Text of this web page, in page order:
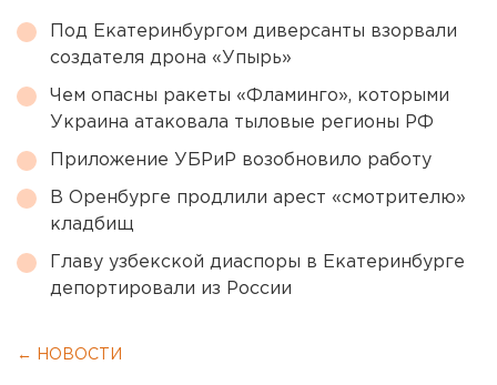
Под Екатеринбургом диверсанты взорвали
создателя дрона «Упырь»
Чем опасны ракеты «Фламинго», которыми
Украина атаковала тыловые регионы РФ
Приложение УБРиР возобновило работу
В Оренбурге продлили арест «смотрителю»
кладбищ
Главу узбекской диаспоры в Екатеринбурге
депортировали из России
← НОВОСТИ